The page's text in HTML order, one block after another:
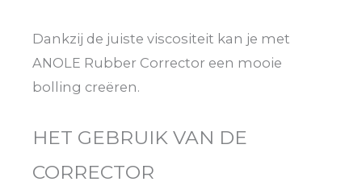
Dankzij de juiste viscositeit kan je met
ANOLE Rubber Corrector een mooie
bolling creëren.
HET GEBRUIK VAN DE
CORRECTOR